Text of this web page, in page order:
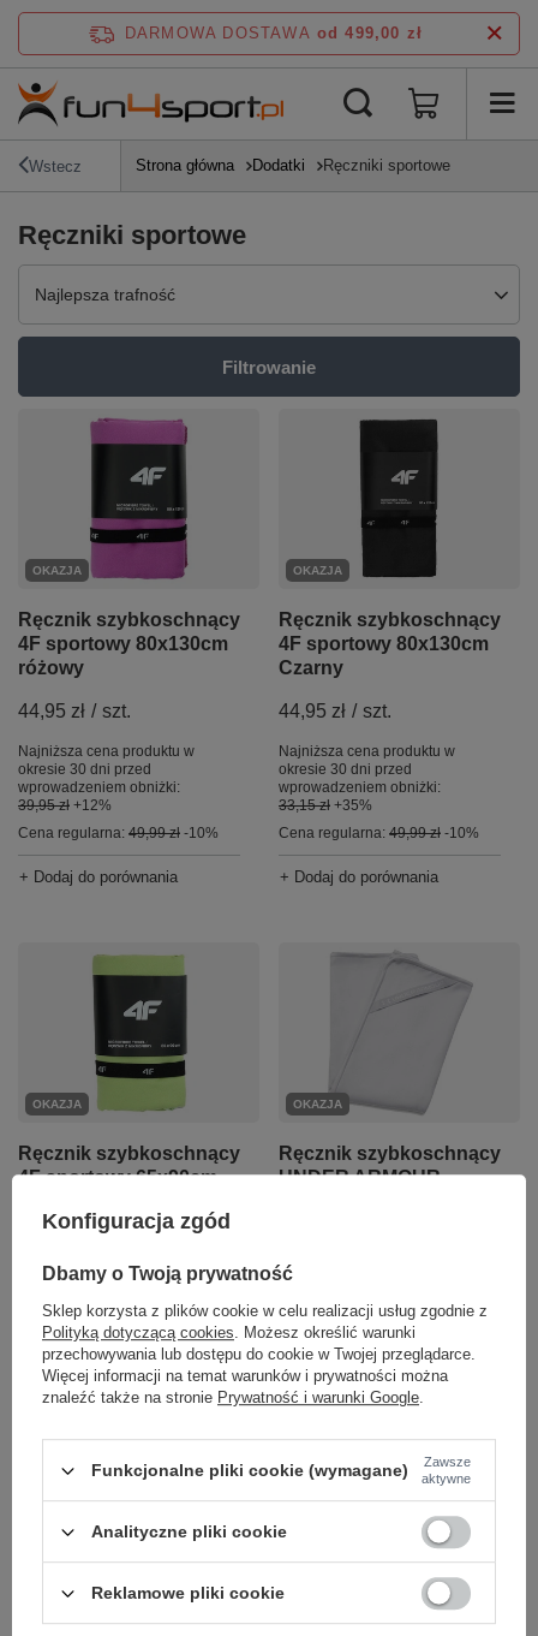
DARMOWA DOSTAWA od 499,00 zł
Wstecz Strona główna Dodatki Ręczniki sportowe
Ręczniki sportowe
Zmień sortowanie
Najlepsza trafność
Filtrowanie
OKAZJA
Ręcznik szybkoschnący
4F sportowy 80x130cm
różowy
44,95 zł / szt.
Najniższa cena produktu w
okresie 30 dni przed
wprowadzeniem obniżki:
39,95 zł +12%
Cena regularna: 49,99 zł -10%
+ Dodaj do porównania
OKAZJA
Ręcznik szybkoschnący
4F sportowy 80x130cm
Czarny
44,95 zł / szt.
Najniższa cena produktu w
okresie 30 dni przed
wprowadzeniem obniżki:
33,15 zł +35%
Cena regularna: 49,99 zł -10%
+ Dodaj do porównania
OKAZJA
Ręcznik szybkoschnący
4F sportowy 65x90cm
Najniższa cena produktu w
okresie 30 dni przed
wprowadzeniem obniżki:
29,95 zł 0%
Cena regularna:
49,99 zł -40%
OKAZJA
Ręcznik szybkoschnący
UNDER ARMOUR
39,95 zł
Najniższa cena produktu w
okresie 30 dni przed
wprowadzeniem obniżki:
37,95 zł +5%
Cena regularna:79,95 zł
Jaki ręcznik sportowy wybrać na trening,
siłownię i podróż?
Lekkie, a przy tym niezwykle chłonne ręczniki sportowe sprawdzą się
nie tylko w zastosowaniach treningowych, ale i użytkowaniu
codziennym, zwłaszcza podczas dłuższych podróży. Jeśli szukasz
Konfiguracja zgód
Dbamy o Twoją prywatność
Sklep korzysta z plików cookie w celu realizacji usług zgodnie z
Polityką dotyczącą cookies. Możesz określić warunki
przechowywania lub dostępu do cookie w Twojej przeglądarce.
Więcej informacji na temat warunków i prywatności można
znaleźć także na stronie Prywatność i warunki Google.
Funkcjonalne pliki cookie (wymagane)
Zawsze
aktywne
Analityczne pliki cookie
Reklamowe pliki cookie